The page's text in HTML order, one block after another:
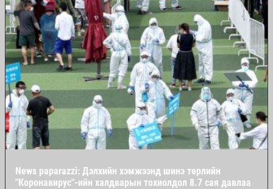
News paparazzi: Дэлхийн хэмжээнд шинэ төрлийн
"Коронавирус"-ийн халдварын тохиолдол 8.7 сая давлаа